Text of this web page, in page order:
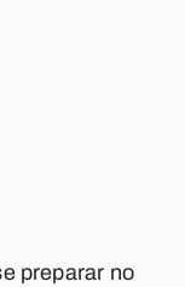
preparar no